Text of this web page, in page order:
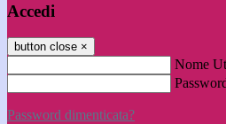
Accedi
button close ×
Nome
Password dimenticata?